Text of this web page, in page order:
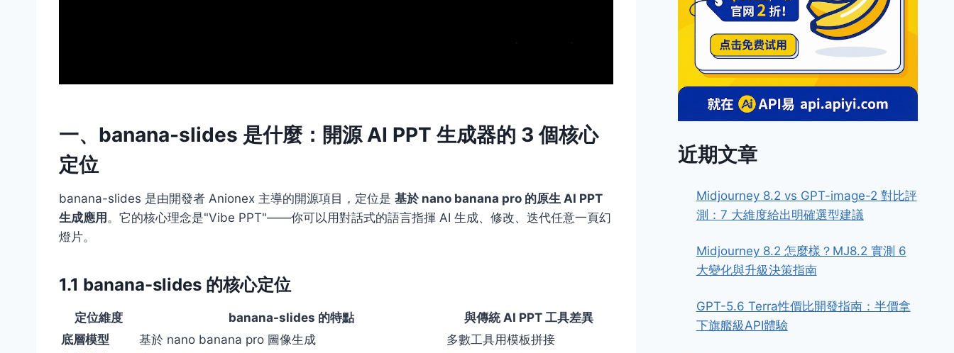
一、banana-slides 是什麼：開源 AI PPT 生成器的 3 個核心
定位
banana-slides 是由開發者 Anionex 主導的開源項目，定位是 基於 nano banana pro 的原生 AI PPT
生成應用 。它的核心理念是"Vibe PPT"——你可以用對話式的語言指揮 AI 生成、修改、迭代任意一頁幻
燈片。
1.1 banana-slides 的核心定位
定位維度 banana-slides 的特點
與傳統 AI PPT 工具差異
底層模型
基於 nano banana pro 圖像生成
多數工具用模板拼接
近期文章
Midjourney 8.2 vs GPT-image-2 對比評
測：7 大維度給出明確選型建議
Midjourney 8.2 怎麼樣？MJ8.2 實測 6
大變化與升級決策指南
GPT-5.6 Terra性價比開發指南：半價拿
下旗艦級API體驗